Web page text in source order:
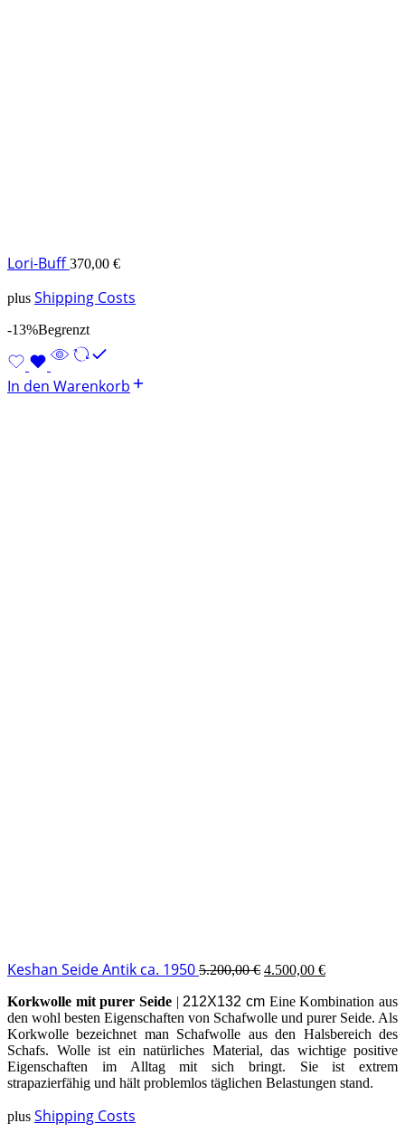
Lori-Buff370,00 €
plus Shipping Costs
-13%Begrenzt
In den Warenkorb
Keshan Seide Antik ca. 1950 5.200,00€ 4.500,00 €
Korkwolle mit purer Seide | 212X132 cm Eine Kombination aus
den wohl besten Eigenschaften von Schafwolle und purer Seide. Als
Korkwolle bezeichnet man Schafwolle aus den Halsbereich des
Schafs. Wolle ist ein natürliches Material, das wichtige positive
Eigenschaften im Alltag mit sich bringt. Sie ist extrem
strapazierfähig und hält problemlos täglichen Belastungen stand.
plus Shipping Costs